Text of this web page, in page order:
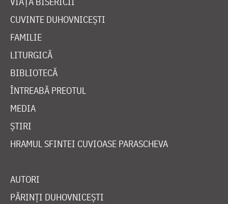
CUVINTE DUHOVNICEȘTI
FAMILIE
LITURGICĂ
BIBLIOTECĂ
ÎNTREABĂ PREOTUL
MEDIA
ȘTIRI
HRAMUL SFINTEI CUVIOASE PARASCHEVA
AUTORI
PĂRINȚI DUHOVNICEȘTI